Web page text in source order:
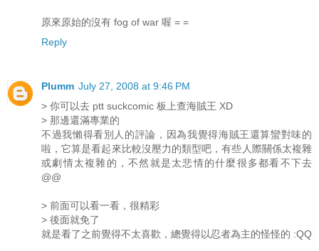
原來原始的沒有 fog of war 喔 = =
Reply
Plumm July 27, 2008 at 9:46 PM
> 你可以去 ptt suckcomic 板上查海賊王 XD
> 那邊還滿專業的
不過我懶得看別人的評論，因為我覺得海賊王還算蠻對味的
啦，它算是看起來比較沒壓力的類型吧，有些人際關係太複雜
或劇情太複雜的，不然就是太悲情的什麼很多都看不下去
@@
> 前面可以看一看，很精彩
> 後面就免了
就是看了之前覺得不太喜歡，總覺得以忍者為主的怪怪的 :QQ